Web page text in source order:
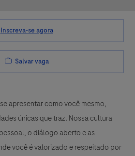
Inscreva-se agora
Salvar vaga
apresentar como você mesmo,
únicas que traz. Nossa cultura
o diálogo aberto e as
você é valorizado e respeitado por